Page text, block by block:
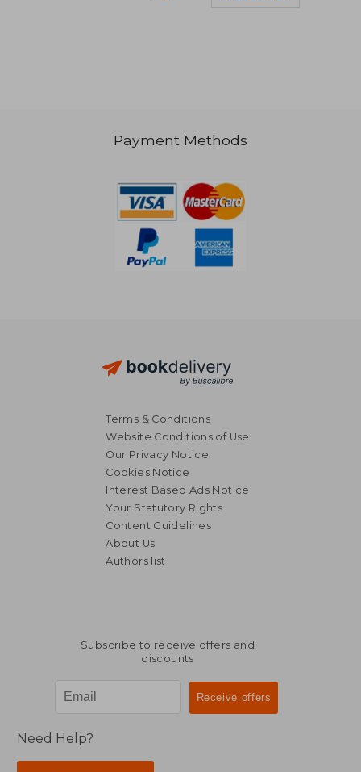
Payment Methods
Terms & Conditions
Website Conditions of Use
Our Privacy Notice
Cookies Notice
Interest Based Ads Notice
Your Statutory Rights
Content Guidelines
About Us
Authors list
Subscribe to receive offers and
discounts
Need Help?